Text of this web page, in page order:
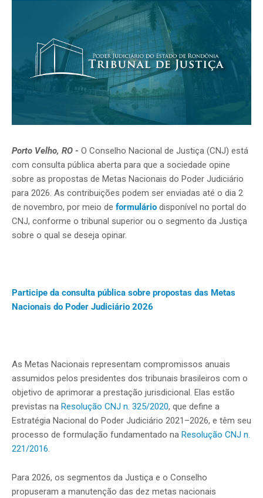
Porto Velho, RO - O Conselho Nacional de Justiça (CNJ) está
com consulta pública aberta para que a sociedade opine
sobre as propostas de Metas Nacionais do Poder Judiciário
para 2026. As contribuições podem ser enviadas até o dia 2
de novembro, por meio de formulário disponível no portal do
CNJ, conforme o tribunal superior ou o segmento da Justiça
sobre o qual se deseja opinar.
Participe da consulta pública sobre propostas das Metas
Nacionais do Poder Judiciário 2026
As Metas Nacionais representam compromissos anuais
assumidos pelos presidentes dos tribunais brasileiros com o
objetivo de aprimorar a prestação jurisdicional. Elas estão
previstas na Resolução CNJ n. 325/2020, que define a
Estratégia Nacional do Poder Judiciário 2021–2026, e têm seu
processo de formulação fundamentado na Resolução CNJ n.
221/2016.
Para 2026, os segmentos da Justiça e o Conselho
propuseram a manutenção das dez metas nacionais